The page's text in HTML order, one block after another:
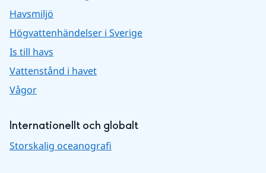
Havsmiljö
Högvattenhändelser i Sverige
Is till havs
Vattenstånd i havet
Vågor
Internationellt och globalt
Storskalig oceanografi